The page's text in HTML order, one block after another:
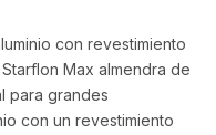
con revestimiento
Max almendra de
para grandes
con un revestimiento